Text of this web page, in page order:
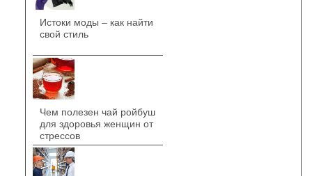
Истоки моды – как найти
свой стиль
Чем полезен чай ройбуш
для здоровья женщин от
стрессов